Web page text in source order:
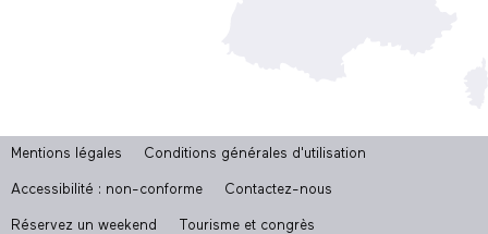
Mentions légales Conditions générales d'utilisation
Accessibilité : non-conforme Contactez-nous
Réservez un weekend Tourisme et congrès